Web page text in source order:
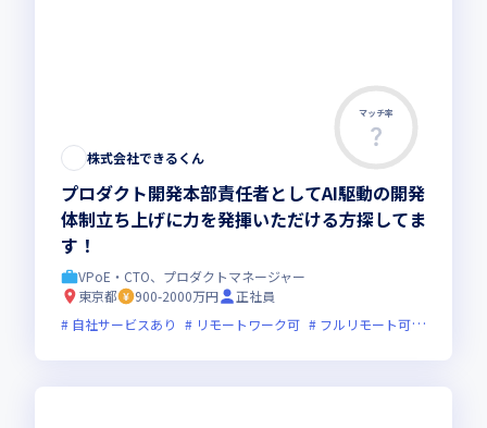
マッチ率
株式会社できるくん
プロダクト開発本部責任者としてAI駆動の開発
体制立ち上げに力を発揮いただける方探してま
す！
VPoE・CTO、プロダクトマネージャー
東京都
900-2000万円
正社員
自社サービスあり
リモートワーク可 フルリモート可